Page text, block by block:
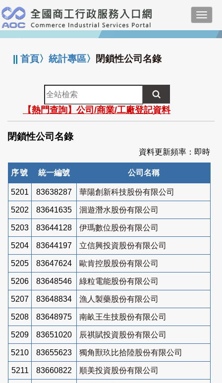
跳
到
主
要
:::
||首頁〉統計專區〉 閉鎖性公司名錄
全
站
檢
索
【熱門查詢】公司/商業/工廠登記資料
閉鎖性公司名錄
資料更新頻率：即時
序號 統一編號 公司名稱
5201 83638287 華陽創新科技股份有限公司
5202 83641635 洄遊潛水股份有限公司
5203 83644128 伊瑪數位股份有限公司
5204 83644197 立信興投資股份有限公司
5205 83647624 歐肯控股股份有限公司
5206 83648546 綠粒電能股份有限公司
5207 83648834 漁人製藥股份有限公司
5208 83648975 南畝王生技股份有限公司
5209 83651020 辰祺賦投資股份有限公司
5210 83655623 獨角獸玖比拾陸股份有限公司
5211 83660822 順美投資股份有限公司